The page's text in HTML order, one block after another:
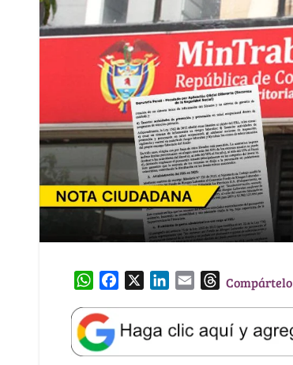
W
a
t
s
e
b
k
e
l
T
e
a
Compártelo